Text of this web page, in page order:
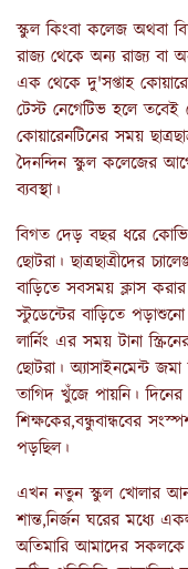
স্কুল কিংবা কলেজ অথবা
রাজ্য থেকে অন্য রাজ্য বা
এক থেকে দু'সপ্তাহ
টেস্ট নেগেটিভ হলে
কোয়ারেনটিনের সময়
দৈনন্দিন স্কুল কলেজের
ব্যবস্থা।
বিগত দেড় বছর ধরে
ছোটরা। ছাত্রছাত্রীদের
বাড়িতে সবসময় ক্লাস
স্টুডেন্টের বাড়িতে
লার্নিং এর সময় টানা
ছোটরা। অ্যাসাইনমেন্ট
তাগিদ খুঁজে পায়নি। দিনের
শিক্ষকের,বন্ধুবান্ধবের
পড়ছিল।
এখন নতুন স্কুল খোলার
শান্ত,নির্জন ঘরের মধ্যে
অতিমারি আমাদের সকলকে